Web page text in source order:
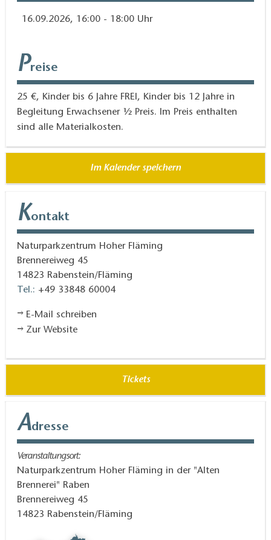
16.09.2026, 16:00 - 18:00 Uhr
Preise
25 €, Kinder bis 6 Jahre FREI, Kinder bis 12 Jahre in
Begleitung Erwachsener ½ Preis. Im Preis enthalten
sind alle Materialkosten.
Im Kalender speichern
Kontakt
Naturparkzentrum Hoher Fläming
Brennereiweg 45
14823 Rabenstein/Fläming
Tel.: +49 33848 60004
E-Mail schreiben
Zur Website
Tickets
Adresse
Veranstaltungsort:
Naturparkzentrum Hoher Fläming in der "Alten
Brennerei" Raben
Brennereiweg 45
14823 Rabenstein/Fläming